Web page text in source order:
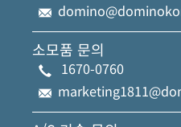
소모품 문의
1670-0760